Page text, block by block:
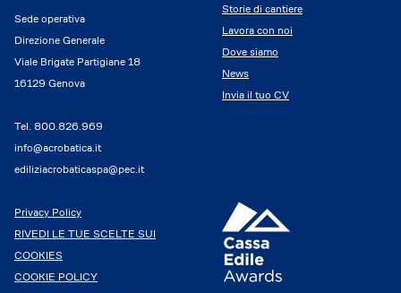
Sede operativa
Direzione Generale
Viale Brigate Partigiane 18
16129 Genova
Tel. 800.826.969
info@acrobatica.it
ediliziacrobaticaspa@pec.it
Storie di cantiere
Lavora con noi
Dove siamo
News
Invia il tuo CV
Privacy Policy
RIVEDI LE TUE SCELTE SUI
COOKIES
COOKIE POLICY